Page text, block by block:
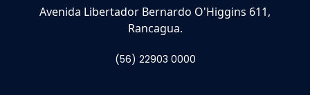
Avenida Libertador Bernardo O'Higgins 611,
Rancagua.
(56) 22903 0000